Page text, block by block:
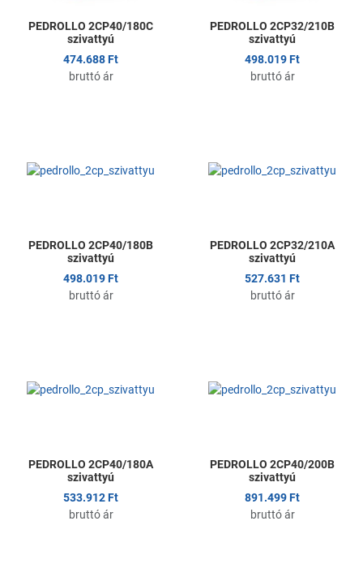
PEDROLLO 2CP40/180C
szivattyú
474.688 Ft
bruttó ár
PEDROLLO 2CP32/210B
szivattyú
498.019 Ft
bruttó ár
Összehasonlítom
PEDROLLO 2CP40/180B
szivattyú
498.019 Ft
bruttó ár
PEDROLLO 2CP32/210A
szivattyú
527.631 Ft
bruttó ár
Összehasonlítom
PEDROLLO 2CP40/180A
szivattyú
533.912 Ft
bruttó ár
PEDROLLO 2CP40/200B
szivattyú
891.499 Ft
bruttó ár